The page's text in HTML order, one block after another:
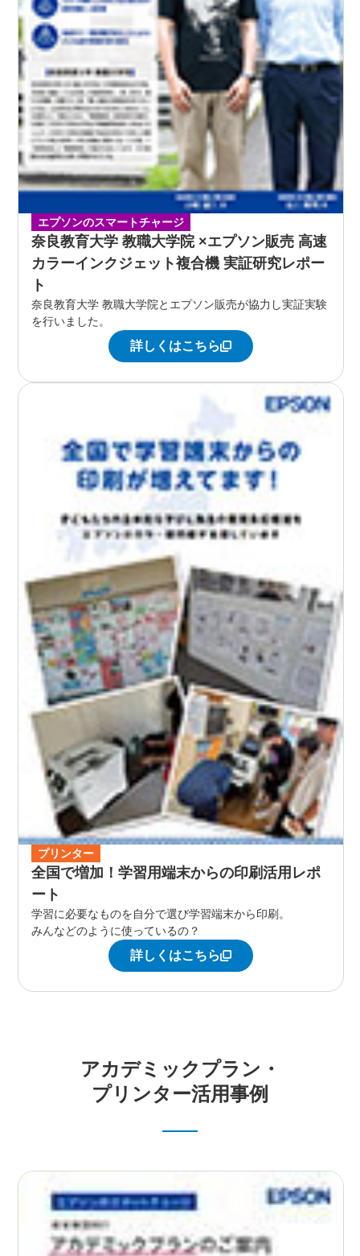
エプソンのスマートチャージ
奈良教育大学 教職大学院 ×エプソン販売 高速
カラーインクジェット複合機 実証研究レポー
ト
奈良教育大学 教職大学院とエプソン販売が協力し実証実験
を行いました。
詳しくはこちら
プリンター
全国で増加！学習用端末からの印刷活用レポ
ート
学習に必要なものを自分で選び学習端末から印刷。
みんなどのように使っているの？
詳しくはこちら
アカデミックプラン・
プリンター活用事例